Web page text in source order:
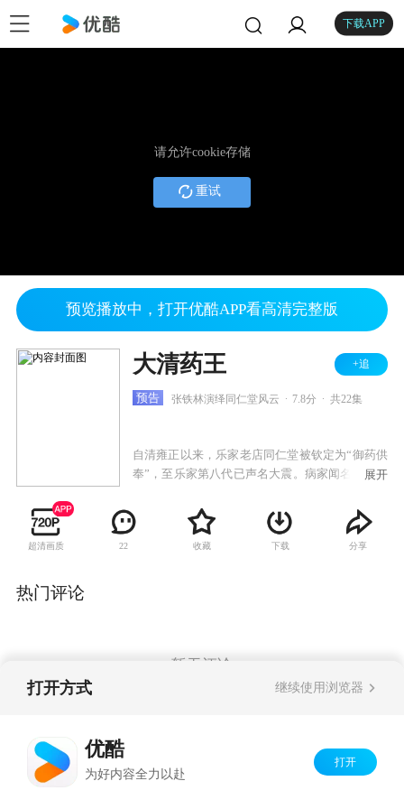
下载APP
请允许cookie存储
重试
预览播放中，打开优酷APP看高清完整版
大清药王 +追
预告 张铁林演绎同仁堂风云 7.8分 共22集
自清雍正以来，乐家老店同仁堂被钦定为“御药供
奉”，至乐家第八代已声名大震。病家闻名纷纷求
蓄谋夺走密方药谱，一场阴谋就此展开。
展开
超清画质 22 收藏 下载 分享
热门评论
暂无评论
打开方式 继续使用浏览器
优酷
为好内容全力以赴
打开